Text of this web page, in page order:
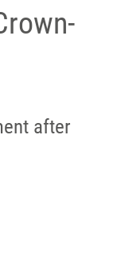
after